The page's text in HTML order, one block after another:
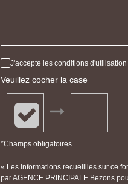
J'accepte les conditions
Veuillez cocher la case
*Champs obligatoires
« Les informations recueillies sur ce
par AGENCE PRINCIPALE Bezons